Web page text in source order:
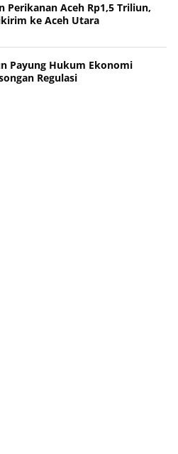
Perikanan Aceh Rp1,5 Triliun,
ke Aceh Utara
Payung Hukum Ekonomi
Regulasi